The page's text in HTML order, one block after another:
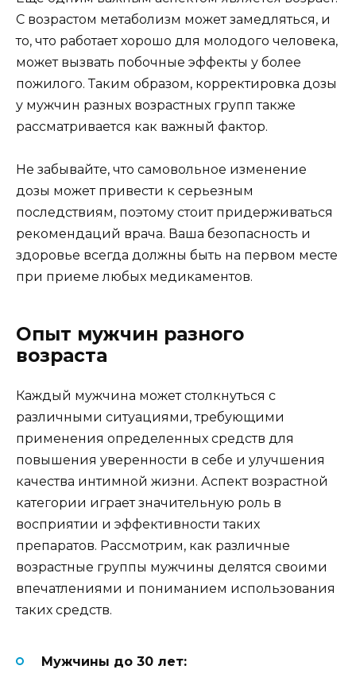
С возрастом метаболизм может замедляться, и
то, что работает хорошо для молодого человека,
может вызвать побочные эффекты у более
пожилого. Таким образом, корректировка дозы
у мужчин разных возрастных групп также
рассматривается как важный фактор.
Не забывайте, что самовольное изменение
дозы может привести к серьезным
последствиям, поэтому стоит придерживаться
рекомендаций врача. Ваша безопасность и
здоровье всегда должны быть на первом месте
при приеме любых медикаментов.
Опыт мужчин разного
возраста
Каждый мужчина может столкнуться с
различными ситуациями, требующими
применения определенных средств для
повышения уверенности в себе и улучшения
качества интимной жизни. Аспект возрастной
категории играет значительную роль в
восприятии и эффективности таких
препаратов. Рассмотрим, как различные
возрастные группы мужчины делятся своими
впечатлениями и пониманием использования
таких средств.
Мужчины до 30 лет: